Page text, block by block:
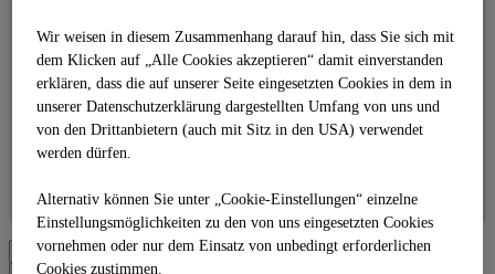
Grundsätze
Module
Vertragsmodelle
Vorteile
Referenzen
PRESSE
Newsroom
EINKAUF
UNTERMENÜ
Wir weisen in diesem Zusammenhang darauf hin, dass Sie sich mit
dem Klicken auf „Alle Cookies akzeptieren“ damit ein­ver­standen
erklären, dass die auf unserer Seite eingesetzten Cookies in dem in
unserer Datenschutzerklärung dargestellten Umfang von uns und
von den Drittanbietern (auch mit Sitz in den USA) verwendet
werden dürfen.
Alternativ können Sie unter „Cookie-Einstellungen“ einzelne
Einstellungsmöglichkeiten zu den von uns eingesetzten Cookies
vornehmen oder nur dem Einsatz von unbedingt erforderlichen
Cookies zustimmen.